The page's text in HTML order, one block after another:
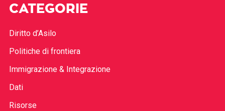
CATEGORIE
Diritto d’Asilo
Politiche di frontiera
Immigrazione & Integrazione
Dati
Risorse